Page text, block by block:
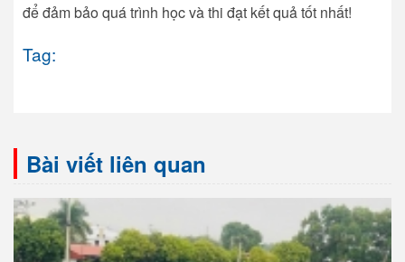
để đảm bảo quá trình học và thi đạt kết quả tốt nhất!
Tag:
Bài viết liên quan